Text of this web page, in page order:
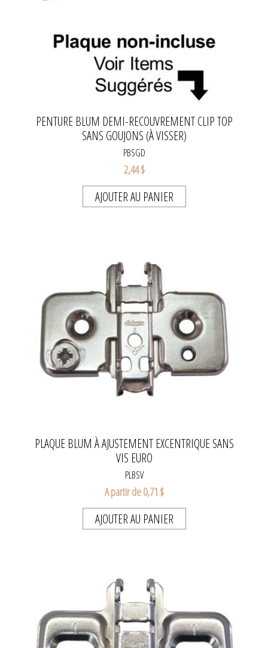
PENTURE BLUM DEMI-RECOUVREMENT CLIP TOP
SANS GOUJONS (À VISSER)
PBSGD
2,44 $
AJOUTER AU PANIER
PLAQUE BLUM À AJUSTEMENT EXCENTRIQUE SANS
VIS EURO
PLBSV
A partir de 0,71 $
AJOUTER AU PANIER